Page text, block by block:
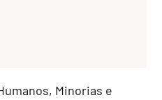
Minorias e